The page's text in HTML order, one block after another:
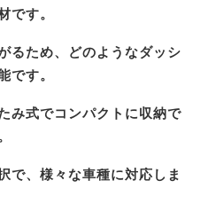
です。
るため、どのようなダッシ
です。
み式でコンパクトに収納で
で、様々な車種に対応しま